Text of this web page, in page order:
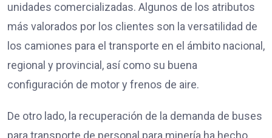
unidades comercializadas. Algunos de los atributos
más valorados por los clientes son la versatilidad de
los camiones para el transporte en el ámbito nacional,
regional y provincial, así como su buena
configuración de motor y frenos de aire.
De otro lado, la recuperación de la demanda de buses
para transporte de personal para minería ha hecho